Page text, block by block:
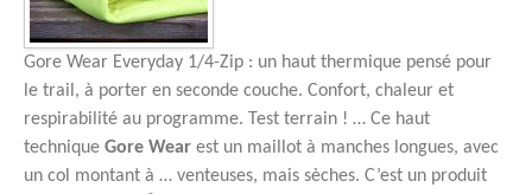
Gore Wear Everyday 1/4-Zip : un haut thermique pensé pour
le trail, à porter en seconde couche. Confort, chaleur et
respirabilité au programme. Test terrain ! … Ce haut
technique Gore Wear est un maillot à manches longues, avec
un col montant à … venteuses, mais sèches. C’est un produit